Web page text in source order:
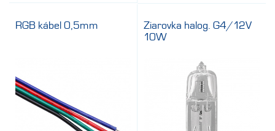
RGB kábel 0,5mm
Ziarovka halog. G4/12V
10W